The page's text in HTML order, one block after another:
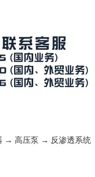
→ 高压泵 → 反渗透系统